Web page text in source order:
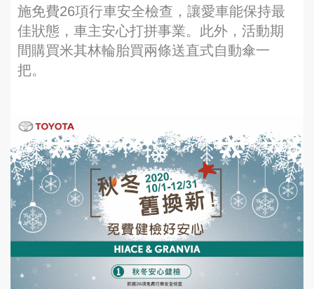
施免費26項行車安全檢查，讓愛車能保持最
佳狀態，車主安心打拼事業。此外，活動期
間購買米其林輪胎買兩條送直式自動傘一
把。